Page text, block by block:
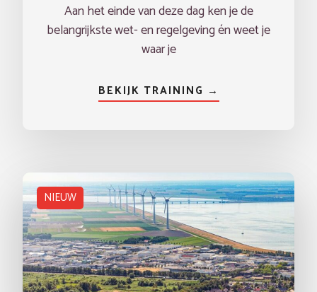
Aan het einde van deze dag ken je de
belangrijkste wet- en regelgeving én weet je
waar je
BEKIJK TRAINING →
NIEUW